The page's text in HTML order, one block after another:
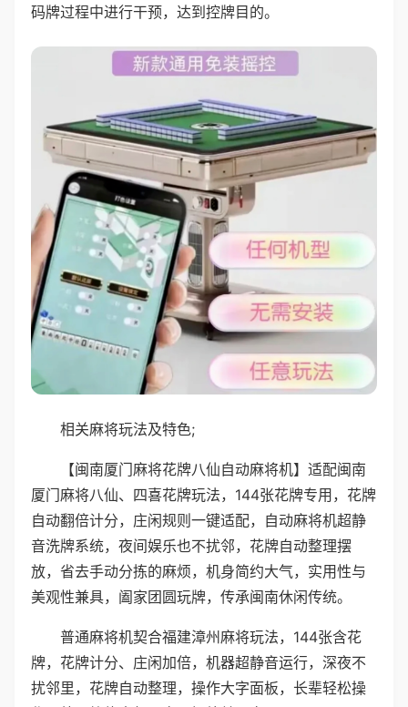
码牌过程中进行干预，达到控牌目的。
相关麻将玩法及特色;
【闽南厦门麻将花牌八仙自动麻将机】适配闽南
厦门麻将八仙、四喜花牌玩法，144张花牌专用，花牌
自动翻倍计分，庄闲规则一键适配，自动麻将机超静
音洗牌系统，夜间娱乐也不扰邻，花牌自动整理摆
放，省去手动分拣的麻烦，机身简约大气，实用性与
美观性兼具，阖家团圆玩牌，传承闽南休闲传统。
普通麻将机契合福建漳州麻将玩法，144张含花
牌，花牌计分、庄闲加倍，机器超静音运行，深夜不
扰邻里，花牌自动整理，操作大字面板，长辈轻松操